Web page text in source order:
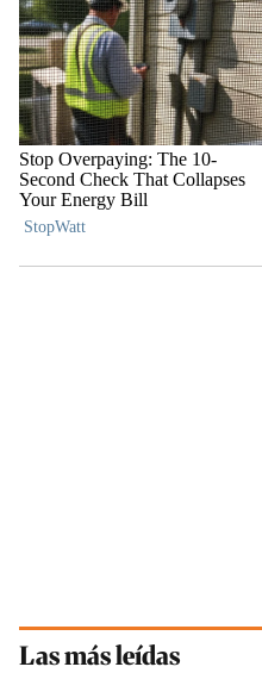
Las más leídas